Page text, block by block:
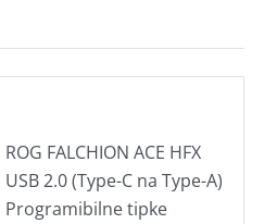
ROG FALCHION ACE HFX
USB 2.0 (Type-C na Type-A)
Programibilne tipke